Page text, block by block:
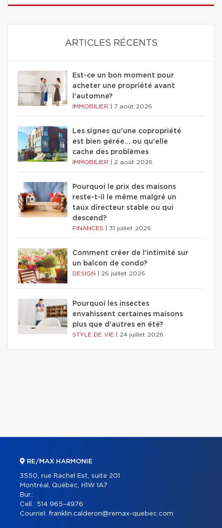
ARTICLES RÉCENTS
Est-ce un bon moment pour
acheter une propriété avant
l'automne?
IMMOBILIER 7 août 2026
Les signes qu'une copropriété
est bien gérée… ou qu'elle
cache des problèmes
IMMOBILIER 2 août 2026
Pourquoi le prix des maisons
reste-t-il le même malgré un
taux directeur stable ou qui
descend?
FINANCES 31 juillet 2026
Comment créer de l'intimité sur
un balcon de condo?
DESIGN 26 juillet 2026
Pourquoi les insectes
envahissent certaines maisons
plus que d'autres en été?
STYLE DE VIE 24 juillet 2026
RE/MAX HARMONIE
3550, rue Rachel Est, suite 201
Montréal, Québec, H1W 1A7
Bur.:
Cell.: 514 965-4976
Courriel: franklin.calderon@remax-quebec.com